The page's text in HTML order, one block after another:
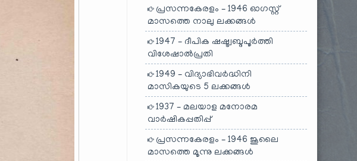
പ്രസന്നകേരളം – 1946 ഓഗസ്റ്റ്
മാസത്തെ നാലു ലക്കങ്ങൾ
1947 – ദീപിക ഷഷ്ട്വബ്ദപൂർത്തി
വിശേഷാൽപ്രതി
1949 – വിദ്യാഭിവർദ്ധിനി
മാസികയുടെ 5 ലക്കങ്ങൾ
1937 – മലയാള മനോരമ
വാർഷികപ്പതിപ്പ്
പ്രസന്നകേരളം – 1946 ജൂലൈ
മാസത്തെ മൂന്നു ലക്കങ്ങൾ